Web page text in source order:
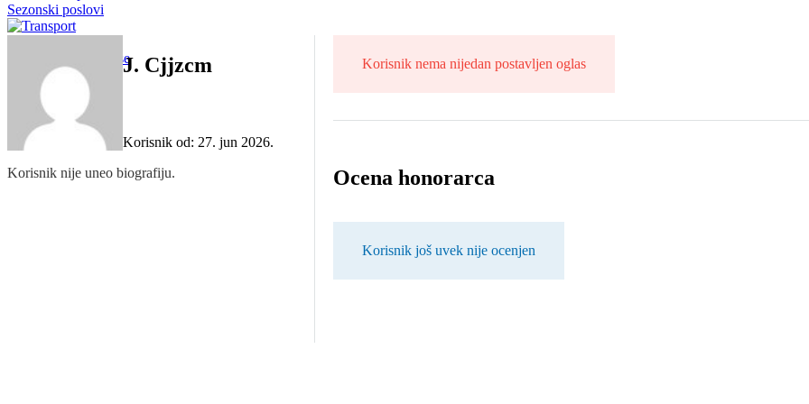
Sezonski poslovi
Prijavi seJ. Cjjzcm
Korisnik od: 27. jun 2026.
Korisnik nije uneo biografiju.
Korisnik nema nijedan postavljen oglas
Ocena honorarca
Korisnik još uvek nije ocenjen